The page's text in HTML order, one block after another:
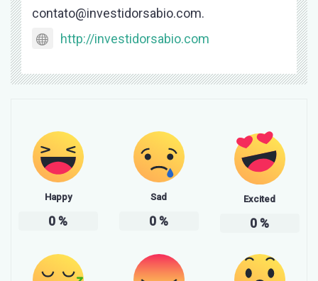
contato@investidorsabio.com.
http://investidorsabio.com
Happy
0%
Sad
0%
Excited
0%